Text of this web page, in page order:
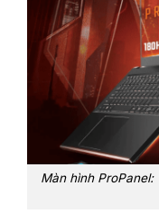
Màn hình ProPanel: